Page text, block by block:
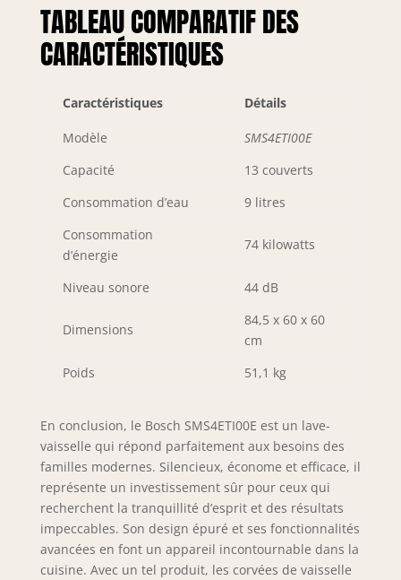
TABLEAU COMPARATIF DES
CARACTÉRISTIQUES
Caractéristiques Détails
Modèle
SMS4ETI00E
Capacité
13 couverts
Consommation d’eau
9 litres
Consommation
d’énergie
74 kilowatts
Niveau sonore 44 dB
Dimensions
84,5 x 60 x 60
cm
Poids
51,1 kg
En conclusion, le Bosch SMS4ETI00E est un lave-
vaisselle qui répond parfaitement aux besoins des
familles modernes. Silencieux, économe et efficace, il
représente un investissement sûr pour ceux qui
recherchent la tranquillité d’esprit et des résultats
impeccables. Son design épuré et ses fonctionnalités
avancées en font un appareil incontournable dans la
cuisine. Avec un tel produit, les corvées de vaisselle